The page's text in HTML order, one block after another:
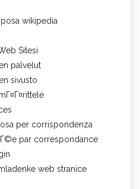
wikipedia
Sitesi
palvelut
sivusto
per corrispondenza
par correspondance
web stranice